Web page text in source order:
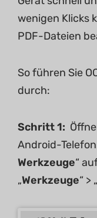
wenigen Klicks
PDF-Dateien
So führen Sie
durch:
Schritt 1:
Android-
Werkzeuge“
„Werkzeuge“ > „